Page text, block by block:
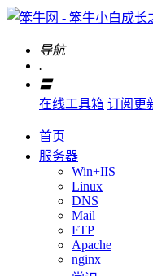
导航
.
〓
在线工具箱 订阅更
首页
服务器
Win+IIS
Linux
DNS
Mail
FTP
Apache
nginx